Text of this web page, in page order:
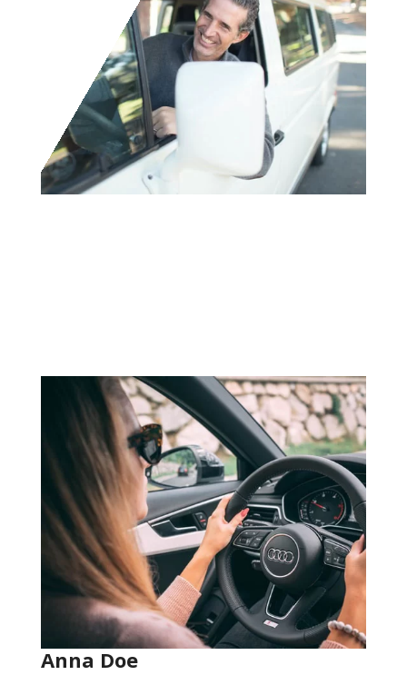
Anna Doe